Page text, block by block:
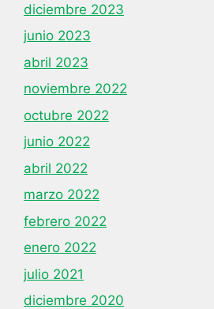
diciembre 2023
junio 2023
abril 2023
noviembre 2022
octubre 2022
junio 2022
abril 2022
marzo 2022
febrero 2022
enero 2022
julio 2021
diciembre 2020